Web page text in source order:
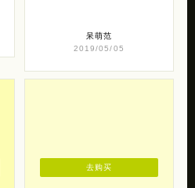
呆萌范
2019/05/05
去购买